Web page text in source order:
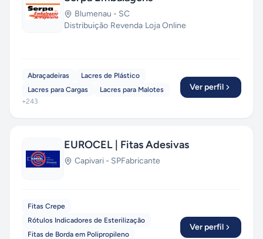
Blumenau - SC
Distribuição·Revenda·Loja Online
Abraçadeiras
Lacres de Plástico
Lacres para Cargas
Lacres para Malotes
+243
Ver perfil
EUROCEL | Fitas Adesivas
Capivari - SPFabricante
Fitas Crepe
Rótulos Indicadores de Esterilização
Fitas de Borda em Polipropileno
Ver perfil